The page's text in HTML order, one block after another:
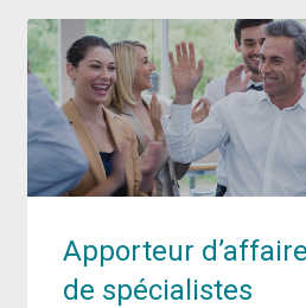
Apporteur
de spécialistes